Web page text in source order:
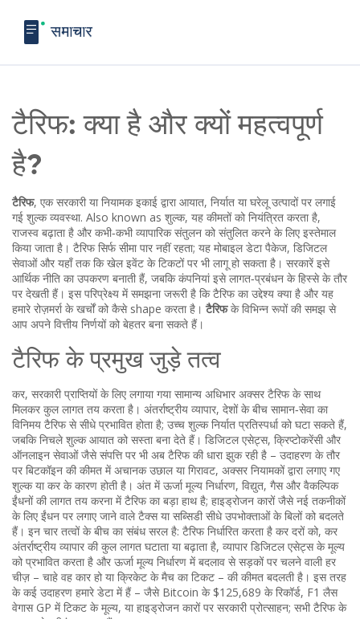
टैरिफ: क्या है और क्यों महत्वपूर्ण
है?
टैरिफ, एक सरकारी या नियामक इकाई द्वारा आयात, निर्यात या घरेलू उत्पादों पर लगाई
गई शुल्क व्यवस्था. Also known as शुल्क, यह कीमतों को नियंत्रित करता है,
राजस्व बढ़ाता है और कभी‑कभी व्यापारिक संतुलन को संतुलित करने के लिए इस्तेमाल
किया जाता है। टैरिफ सिर्फ सीमा पार नहीं रहता; यह मोबाइल डेटा पैकेज, डिजिटल
सेवाओं और यहाँ तक कि खेल इवेंट के टिकटों पर भी लागू हो सकता है। सरकारें इसे
आर्थिक नीति का उपकरण बनाती हैं, जबकि कंपनियां इसे लागत‑प्रबंधन के हिस्से के तौर
पर देखती हैं। इस परिप्रेक्ष्य में समझना जरूरी है कि टैरिफ का उद्देश्य क्या है और यह
हमारे रोज़मर्रा के खर्चों को कैसे shape करता है। टैरिफके विभिन्न रूपों की समझ से
आप अपने वित्तीय निर्णयों को बेहतर बना सकते हैं।
टैरिफ के प्रमुख जुड़े तत्व
कर, सरकारी प्राप्तियों के लिए लगाया गया सामान्य अधिभार अक्सर टैरिफ के साथ
मिलकर कुल लागत तय करता है। अंतर्राष्ट्रीय व्यापार, देशों के बीच सामान‑सेवा का
विनिमय टैरिफ से सीधे प्रभावित होता है; उच्च शुल्क निर्यात प्रतिस्पर्धा को घटा सकते हैं,
जबकि निचले शुल्क आयात को सस्ता बना देते हैं। डिजिटल एसेट्स, क्रिप्टोकरेंसी और
ऑनलाइन सेवाओं जैसे संपत्तिपर भी अब टैरिफ की धारा झुक रही है – उदाहरण के तौर
पर बिटकॉइन की कीमत में अचानक उछाल या गिरावट, अक्सर नियामकों द्वारा लगाए गए
शुल्क या कर के कारण होती है। अंत मेंऊर्जा मूल्य निर्धारण, विद्युत, गैस और वैकल्पिक
ईंधनों की लागत तय करनामें टैरिफ का बड़ा हाथ है; हाइड्रोजन कारों जैसे नई तकनीकों
के लिए ईंधन पर लगाए जाने वाले टैक्स या सब्सिडी सीधे उपभोक्ताओं के बिलों को बदलते
हैं। इन चार तत्वों के बीच का संबंध सरल है: टैरिफ निर्धारित करता है कर दरों को, कर
अंतर्राष्ट्रीय व्यापार की कुल लागत घटाता या बढ़ाता है, व्यापार डिजिटल एसेट्स के मूल्य
को प्रभावित करता है और ऊर्जा मूल्य निर्धारण में बदलाव से सड़कों पर चलने वाली हर
चीज़ – चाहे वह कार हो या क्रिकेट के मैच का टिकट – की कीमत बदलती है। इस तरह
के कई उदाहरण हमारे डेटा में हैं – जैसे Bitcoin के $125,689 के रिकॉर्ड, F1 लैस
वेगास GP में टिकट के मूल्य, या हाइड्रोजन कारों पर सरकारी प्रोत्साहन; सभी टैरिफ के